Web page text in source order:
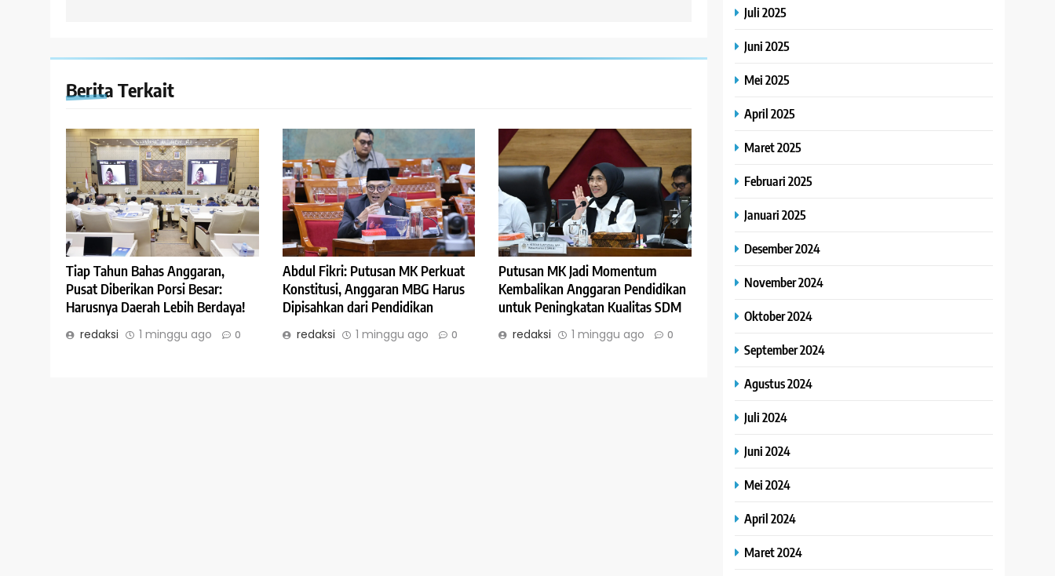
Berita Terkait
Tiap Tahun Bahas Anggaran,
Pusat Diberikan Porsi Besar:
Harusnya Daerah Lebih Berdaya!
redaksi 1 minggu ago 0
Abdul Fikri: Putusan MK Perkuat
Konstitusi, Anggaran MBG Harus
Dipisahkan dari Pendidikan
redaksi 1 minggu ago 0
Putusan MK Jadi Momentum
Kembalikan Anggaran Pendidikan
untuk Peningkatan Kualitas SDM
redaksi 1 minggu ago 0
Juli 2025
Juni 2025
Mei 2025
April 2025
Maret 2025
Februari 2025
Januari 2025
Desember 2024
November 2024
Oktober 2024
September 2024
Agustus 2024
Juli 2024
Juni 2024
Mei 2024
April 2024
Maret 2024